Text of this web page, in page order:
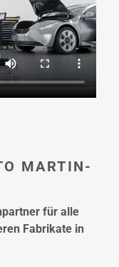
MARTIN-
für alle
Fabrikate in